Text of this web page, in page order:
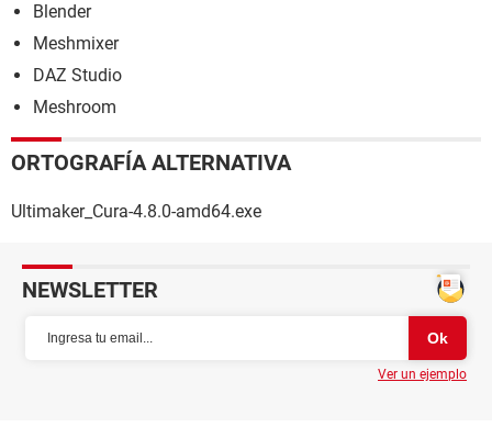
Blender
Meshmixer
DAZ Studio
Meshroom
ORTOGRAFÍA ALTERNATIVA
Ultimaker_Cura-4.8.0-amd64.exe
NEWSLETTER
Ver un ejemplo